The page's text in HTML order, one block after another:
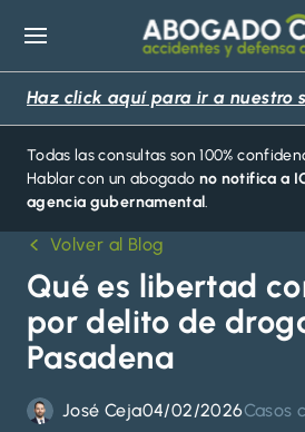
Ceja
Haz click aquí para ir a nuestro
Todas las consultas son 100%
Hablar con un abogado no notifica a
agencia gubernamental.
Volver al Blog
Qué es libertad
por delito de
Pasadena
José Ceja04/02/2026Casos